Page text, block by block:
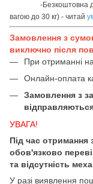
-Безкоштовна
вагою до 30 кг) - читай
Замовлення з
виключно після
При отриманні
Онлайн-оплата
Замовлення з
УВАГА!
Під час отримання
обов'язково
та відсутність
У разі виявлення